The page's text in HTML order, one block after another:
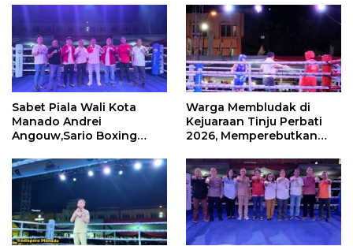
Sabet Piala Wali Kota
Manado Andrei
Angouw,Sario Boxing
Perbati 2026
Warga Membludak di
Kejuaraan Tinju Perbati
2026, Memperebutkan